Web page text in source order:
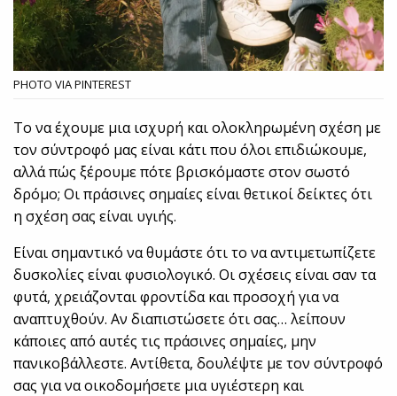
PHOTO VIA PINTEREST
Το να έχουμε μια ισχυρή και ολοκληρωμένη σχέση με
τον σύντροφό μας είναι κάτι που όλοι επιδιώκουμε,
αλλά πώς ξέρουμε πότε βρισκόμαστε στον σωστό
δρόμο; Οι πράσινες σημαίες είναι θετικοί δείκτες ότι
η σχέση σας είναι υγιής.
Είναι σημαντικό να θυμάστε ότι το να αντιμετωπίζετε
δυσκολίες είναι φυσιολογικό. Οι σχέσεις είναι σαν τα
φυτά, χρειάζονται φροντίδα και προσοχή για να
αναπτυχθούν. Αν διαπιστώσετε ότι σας… λείπουν
κάποιες από αυτές τις πράσινες σημαίες, μην
πανικοβάλλεστε. Αντίθετα, δουλέψτε με τον σύντροφό
σας για να οικοδομήσετε μια υγιέστερη και